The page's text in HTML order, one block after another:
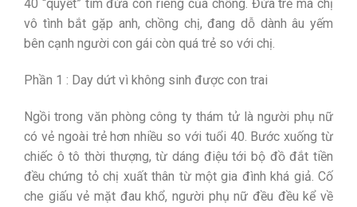
40 “quyết” tìm đứa con riêng của chồng. Đứa trẻ mà chị
vô tình bắt gặp anh, chồng chị, đang dỗ dành âu yếm
bên cạnh người con gái còn quá trẻ so với chị.
Phần 1 : Day dứt vì không sinh được con trai
Ngồi trong văn phòng công ty thám tử là người phụ nữ
có vẻ ngoài trẻ hơn nhiều so với tuổi 40. Bước xuống từ
chiếc ô tô thời thượng, từ dáng điệu tới bộ đồ đắt tiền
đều chứng tỏ chị xuất thân từ một gia đình khá giả. Cố
che giấu vẻ mặt đau khổ, người phụ nữ đều đều kể về